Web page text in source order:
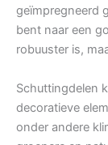
geïmpregneerd
bent naar een
robuuster is,
Schuttingdelen
decoratieve
onder andere